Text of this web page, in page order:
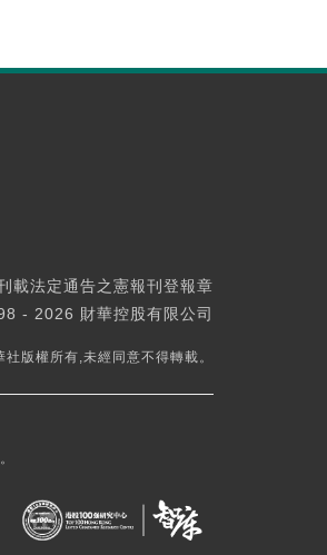
載法定通告之憲報刊登報章
- 2026 財華控股有限公司
社版權所有,未經同意不得轉載。